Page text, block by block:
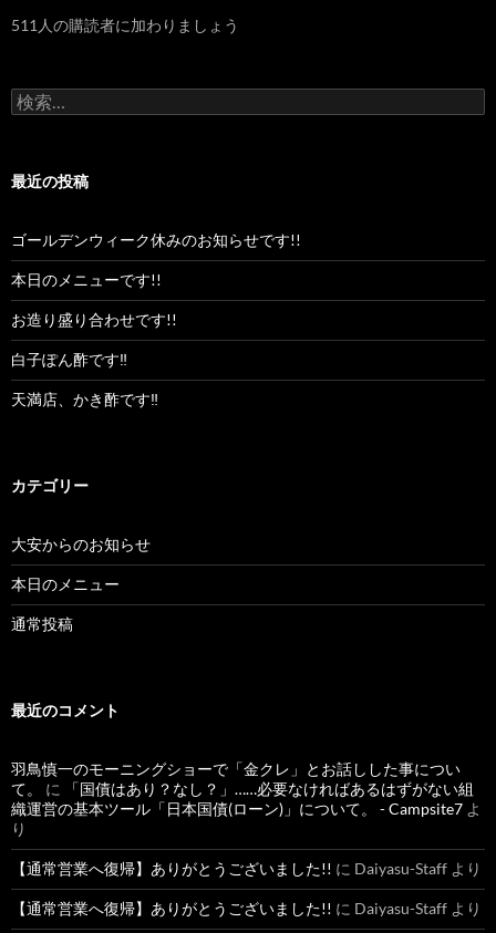
レ
511人の購読者に加わりましょう
検
索:
最近の投稿
ゴールデンウィーク休みのお知らせです!!
本日のメニューです!!
お造り盛り合わせです!!
白子ぽん酢です‼︎
天満店、かき酢です‼︎
カテゴリー
大安からのお知らせ
本日のメニュー
通常投稿
最近のコメント
羽鳥慎一のモーニングショーで「金クレ」とお話しした事につい
て。
に
「国債はあり？なし？」……必要なければあるはずがない組
織運営の基本ツール「日本国債(ローン)」について。 - Campsite7 よ
り
【通常営業へ復帰】ありがとうございました!! に Daiyasu-Staff より
【通常営業へ復帰】ありがとうございました!! に Daiyasu-Staff より